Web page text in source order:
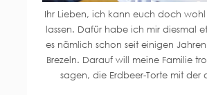
Ihr Lieben, ich kann euch doch
lassen. Dafür habe ich mir diesmal
es nämlich schon seit einigen
Brezeln. Darauf will meine Familie
sagen, die Erdbeer-Torte mit der